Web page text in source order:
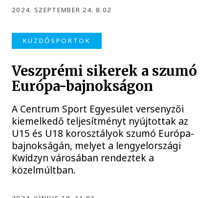
2024. SZEPTEMBER 24. 8:02
KÜZDŐSPORTOK
Veszprémi sikerek a szumó
Európa-bajnokságon
A Centrum Sport Egyesület versenyzői
kiemelkedő teljesítményt nyújtottak az
U15 és U18 korosztályok szumó Európa-
bajnokságán, melyet a lengyelországi
Kwidzyn városában rendeztek a
közelmúltban.